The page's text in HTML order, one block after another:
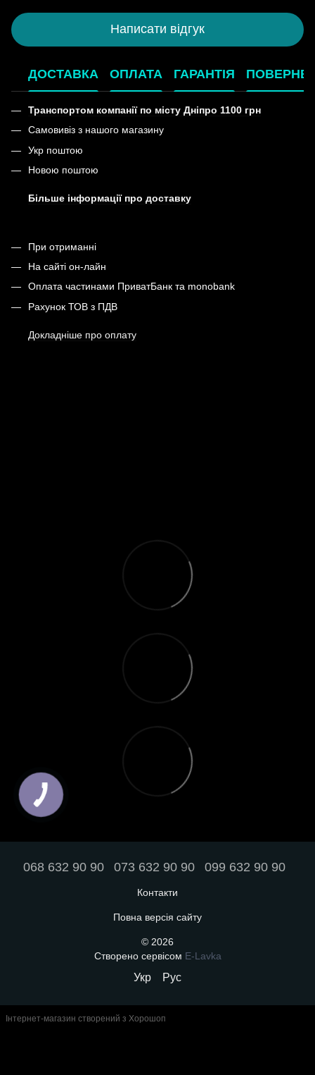
Написати відгук
ДОСТАВКА ОПЛАТА ГАРАНТІЯ
Транспортом компанії по місту Дніпро 1100 грн
Самовивіз з нашого магазину
Укр поштою
Новою поштою
Більше інформації про доставку
При отриманні
На сайті он-лайн
Оплата частинами ПриватБанк та monobank
Рахунок ТОВ з ПДВ
Докладніше про оплату
068 632 90 90 073 632 90 90 099 632 90 90
Контакти
Повна версія сайту
© 2026
Створено сервісом E-Lavka
Укр Рус
Інтернет-магазин створений з Хорошоп